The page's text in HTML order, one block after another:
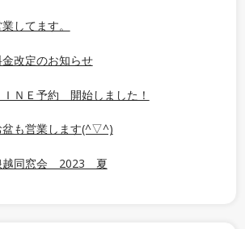
してます。
改定のお知らせ
ＩＮＥ予約 開始しました！
盆も営業します(^▽^)
越同窓会 2023 夏